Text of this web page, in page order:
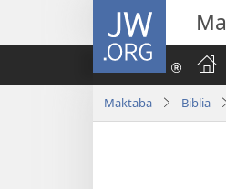
JW.ORG
Maktaba Biblia